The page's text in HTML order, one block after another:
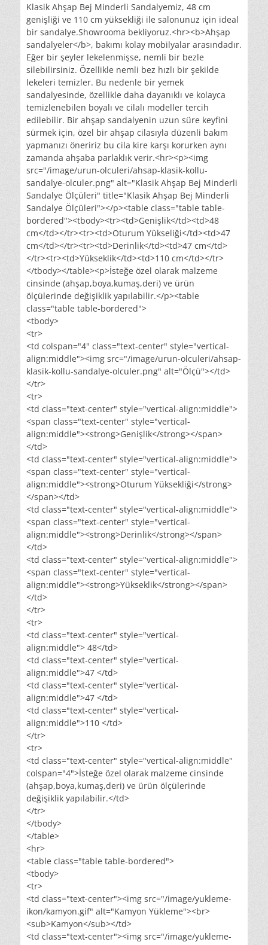
Klasik Ahşap Bej Minderli Sandalyemiz, 48 cm
genişliği ve 110 cm yüksekliği ile salonunuz için ideal
bir sandalye.Showrooma bekliyoruz.<hr><b>Ahşap
sandalyeler</b>, bakımı kolay mobilyalar arasındadır.
Eğer bir şeyler lekelenmişse, nemli bir bezle
silebilirsiniz. Özellikle nemli bez hızlı bir şekilde
lekeleri temizler. Bu nedenle bir yemek
sandalyesinde, özellikle daha dayanıklı ve kolayca
temizlenebilen boyalı ve cilalı modeller tercih
edilebilir. Bir ahşap sandalyenin uzun süre keyfini
sürmek için, özel bir ahşap cilasıyla düzenli bakım
yapmanızı öneririz bu cila kire karşı korurken aynı
zamanda ahşaba parlaklık verir.<hr><p><img
src="/image/urun-olculeri/ahsap-klasik-kollu-
sandalye-olculer.png" alt="Klasik Ahşap Bej Minderli
Sandalye Ölçüleri" title="Klasik Ahşap Bej Minderli
Sandalye Ölçüleri"></p><table class="table table-
bordered"><tbody><tr><td>Genişlik</td><td>48
cm</td></tr><tr><td>Oturum Yükseliği</td><td>47
cm</td></tr><tr><td>Derinlik</td><td>47 cm</td>
</tr><tr><td>Yükseklik</td><td>110 cm</td></tr>
</tbody></table><p>İsteğe özel olarak malzeme
cinsinde (ahşap,boya,kumaş,deri) ve ürün
ölçülerinde değişiklik yapılabilir.</p><table
class="table table-bordered">
<tbody>
<tr>
<td colspan="4" class="text-center" style="vertical-
align:middle"><img src="/image/urun-olculeri/ahsap-
klasik-kollu-sandalye-olculer.png" alt="Ölçü"></td>
</tr>
<tr>
<td class="text-center" style="vertical-align:middle">
<span class="text-center" style="vertical-
align:middle"><strong>Genişlik</strong></span>
</td>
<td class="text-center" style="vertical-align:middle">
<span class="text-center" style="vertical-
align:middle"><strong>Oturum Yüksekliği</strong>
</span></td>
<td class="text-center" style="vertical-align:middle">
<span class="text-center" style="vertical-
align:middle"><strong>Derinlik</strong></span>
</td>
<td class="text-center" style="vertical-align:middle">
<span class="text-center" style="vertical-
align:middle"><strong>Yükseklik</strong></span>
</td>
</tr>
<tr>
<td class="text-center" style="vertical-
align:middle"> 48</td>
<td class="text-center" style="vertical-
align:middle">47 </td>
<td class="text-center" style="vertical-
align:middle">47 </td>
<td class="text-center" style="vertical-
align:middle">110 </td>
</tr>
<tr>
<td class="text-center" style="vertical-align:middle"
colspan="4">İsteğe özel olarak malzeme cinsinde
(ahşap,boya,kumaş,deri) ve ürün ölçülerinde
değişiklik yapılabilir.</td>
</tr>
</tbody>
</table>
<hr>
<table class="table table-bordered">
<tbody>
<tr>
<td class="text-center"><img src="/image/yukleme-
ikon/kamyon.gif" alt="Kamyon Yükleme"><br>
<sub>Kamyon</sub></td>
<td class="text-center"><img src="/image/yukleme-